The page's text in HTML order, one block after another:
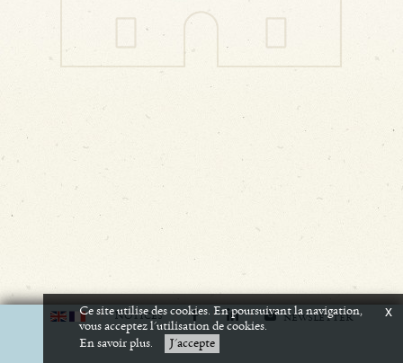
NOTICES NEWSLETTER
Ce site utilise des cookies. En poursuivant la navigation,
vous acceptez l'utilisation de cookies.
En savoir plus.
J'accepte
x